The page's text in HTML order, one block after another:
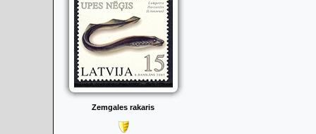
Zemgales rakaris